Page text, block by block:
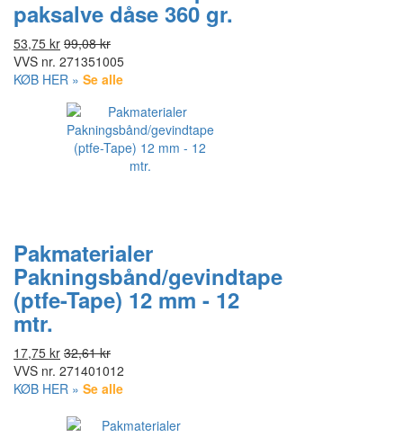
paksalve dåse 360 gr.
53,75 kr 99,08 kr
VVS nr. 271351005
KØB HER » Se alle
Pakmaterialer
Pakningsbånd/gevindtape
(ptfe-Tape) 12 mm - 12
mtr.
17,75 kr 32,61 kr
VVS nr. 271401012
KØB HER » Se alle